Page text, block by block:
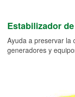
Estabilizador
Ayuda a preservar la
generadores y